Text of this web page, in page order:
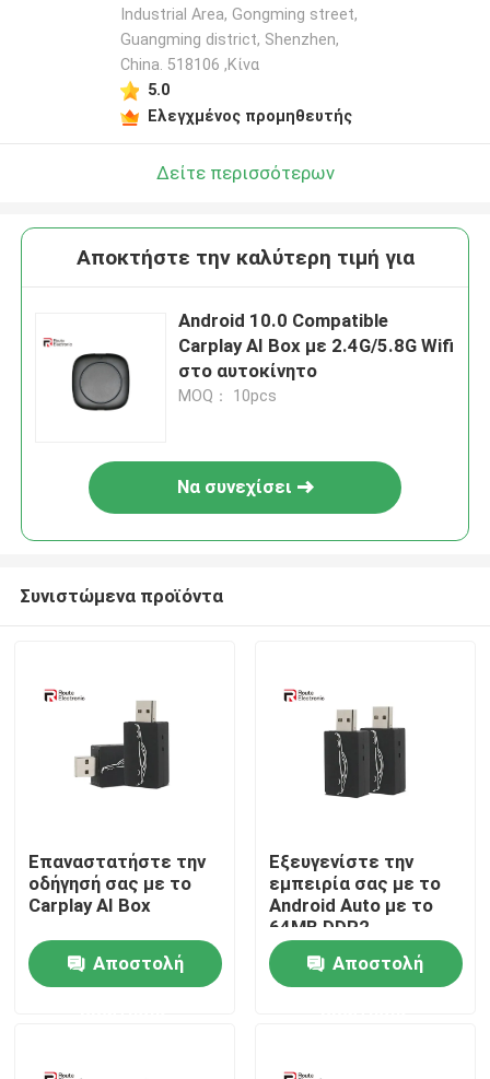
Αρχική Σελίδα
Industrial Area, Gongming street,
Guangming district, Shenzhen,
China. 518106 ,Κίνα
5.0
Ελεγχμένος προμηθευτής
Δείτε περισσότερων
Αποκτήστε την καλύτερη τιμή για
Android 10.0 Compatible
Carplay AI Box με 2.4G/5.8G Wifi
στο αυτοκίνητο
MOQ： 10pcs
Να συνεχίσει
Συνιστώμενα προϊόντα
Επαναστατήστε την
οδήγησή σας με το
Carplay AI Box
Αποστολή
Εξευγενίστε την
εμπειρία σας με το
Android Auto με το
64MB DDR2
ενσωματωμένο
Smart Carplay Box
Αποστολή